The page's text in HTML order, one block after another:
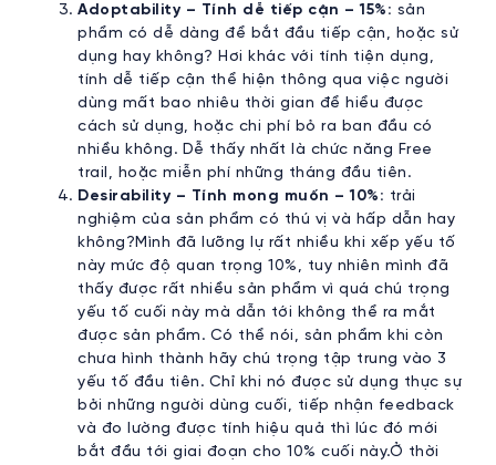
Adoptability – Tính dễ tiếp cận – 15%: sản
phẩm có dễ dàng để bắt đầu tiếp cận, hoặc sử
dụng hay không? Hơi khác với tính tiện dụng,
tính dễ tiếp cận thể hiện thông qua việc người
dùng mất bao nhiêu thời gian để hiểu được
cách sử dụng, hoặc chi phí bỏ ra ban đầu có
nhiều không. Dễ thấy nhất là chức năng Free
trail, hoặc miễn phí những tháng đầu tiên.
Desirability – Tính mong muốn – 10%: trải
nghiệm của sản phẩm có thú vị và hấp dẫn hay
không?Mình đã lưỡng lự rất nhiều khi xếp yếu tố
này mức độ quan trọng 10%, tuy nhiên mình đã
thấy được rất nhiều sản phẩm vì quá chú trọng
yếu tố cuối này mà dẫn tới không thể ra mắt
được sản phẩm. Có thể nói, sản phẩm khi còn
chưa hình thành hãy chú trọng tập trung vào 3
yếu tố đầu tiên. Chỉ khi nó được sử dụng thực sự
bởi những người dùng cuối, tiếp nhận feedback
và đo lường được tính hiệu quả thì lúc đó mới
bắt đầu tới giai đoạn cho 10% cuối này.Ở thời